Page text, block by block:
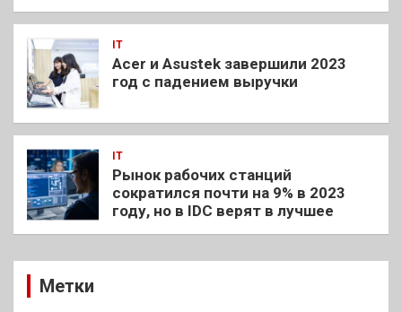
IT
Acer и Asustek завершили 2023
год с падением выручки
IT
Рынок рабочих станций
сократился почти на 9% в 2023
году, но в IDC верят в лучшее
Метки